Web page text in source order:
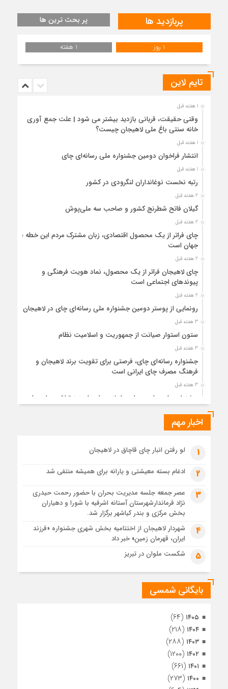
پربازدید ها پر بحث ترین ها
1 روز 1 هفته
تایم لاین
1 هفته قبل
وقتی حقیقت، قربانی بازدید بیشتر می شود | علت جمع آوری
خانه سنتی باغ ملی لاهیجان چیست؟
1 هفته قبل
انتشار فراخوان دومین جشنواره ملی رسانه‌ای چای
1 هفته قبل
رتبه نخست نوغانداران لنگرودی در کشور
2 هفته قبل
گیلان فاتح شطرنج کشور و صاحب سه ملی‌پوش
2 هفته قبل
چای فراتر از یک محصول اقتصادی، زبان مشترک مردم این خطه با
جهان است
2 هفته قبل
چای لاهیجان فراتر از یک محصول، نماد هویت فرهنگی و
پیوندهای اجتماعی است
2 هفته قبل
رونمایی از پوستر دومین جشنواره ملی رسانه‌ای چای در لاهیجان
3 هفته قبل
ستون استوار صیانت از جمهوریت و اسلامیت نظام
3 هفته قبل
جشنواره رسانه‌ای چای، فرصتی برای تقویت برند لاهیجان و
فرهنگ مصرف چای ایرانی است
3 هفته قبل
جشنواره ملی چای، حمایت از لاهیجان یا هزینه‌تراشی برای چای
ایرانی!؟
4 هفته قبل
4 هفته قبل
رئوف
تصاویر هوایی مراسم تشییع پیکر مطهر آقای شهید ایران – مشهد
مراسم تشییع پیکر مطهر آقای شهید ایران – مشهد
تصاویری از تراکم جمعیت حاضر در میدان ثورهالعشرین نجف
اشرف
اخبار مهم
1 لو رفتن انبار چای قاچاق در لاهیجان
2 ادغام بسته معیشتی و یارانه برای همیشه منتفی شد
3
عصر جمعه جلسه مدیریت بحران با حضور رحمت حیدری
نژاد فرماندارشهرستان آستانه اشرفیه با شورا و دهیاران
بخش مرکزی و بندر کیاشهر برگزار شد.
4
شهردار لاهیجان از اختتامیه بخش شهری جشنواره «فرزند
ایران، قهرمان زمین» خبر داد
5 شکست ملوان در تبریز
بایگانی شمسی
۱۴۰۵ (۶۴)
۱۴۰۴ (۲۱۸)
۱۴۰۳ (۲۸۸)
۱۴۰۲ (۱۲۰۰)
۱۴۰۱ (۶۶۱)
۱۴۰۰ (۲۷۳)